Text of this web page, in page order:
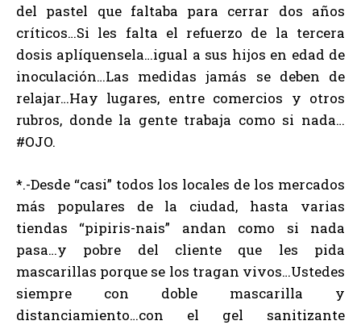
del pastel que faltaba para cerrar dos años
críticos…Si les falta el refuerzo de la tercera
dosis aplíquensela…igual a sus hijos en edad de
inoculación…Las medidas jamás se deben de
relajar…Hay lugares, entre comercios y otros
rubros, donde la gente trabaja como si nada…
#OJO.
*.-Desde “casi” todos los locales de los mercados
más populares de la ciudad, hasta varias
tiendas “pipiris-nais” andan como si nada
pasa…y pobre del cliente que les pida
mascarillas porque se los tragan vivos…Ustedes
siempre con doble mascarilla y
distanciamiento…con el gel sanitizante